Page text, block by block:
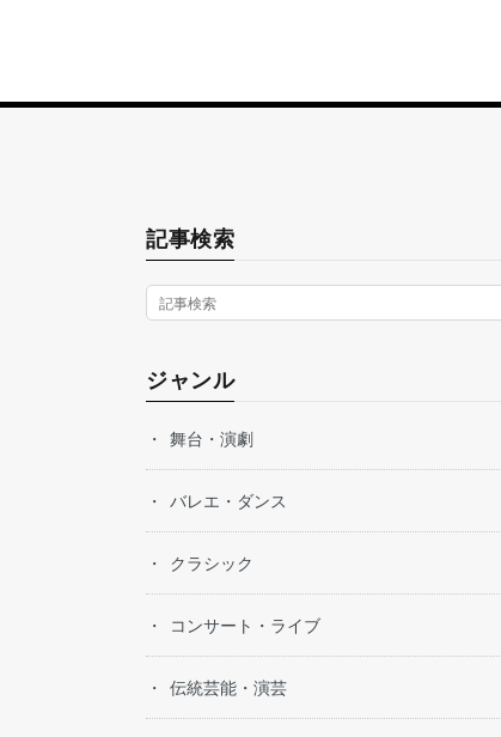
記事検索
ジャンル
舞台・演劇
バレエ・ダンス
クラシック
コンサート・ライブ
伝統芸能・演芸